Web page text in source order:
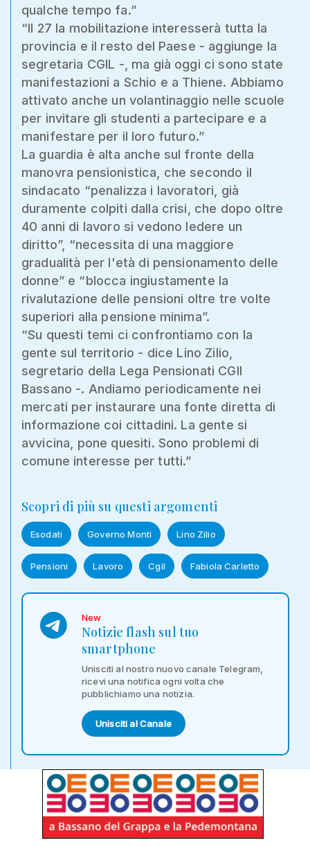
qualche tempo fa.”
“Il 27 la mobilitazione interesserà tutta la
provincia e il resto del Paese - aggiunge la
segretaria CGIL -, ma già oggi ci sono state
manifestazioni a Schio e a Thiene. Abbiamo
attivato anche un volantinaggio nelle scuole
per invitare gli studenti a partecipare e a
manifestare per il loro futuro.”
La guardia è alta anche sul fronte della
manovra pensionistica, che secondo il
sindacato “penalizza i lavoratori, già
duramente colpiti dalla crisi, che dopo oltre
40 anni di lavoro si vedono ledere un
diritto”, “necessita di una maggiore
gradualità per l'età di pensionamento delle
donne” e “blocca ingiustamente la
rivalutazione delle pensioni oltre tre volte
superiori alla pensione minima”.
“Su questi temi ci confrontiamo con la
gente sul territorio - dice Lino Zilio,
segretario della Lega Pensionati CGIl
Bassano -. Andiamo periodicamente nei
mercati per instaurare una fonte diretta di
informazione coi cittadini. La gente si
avvicina, pone quesiti. Sono problemi di
comune interesse per tutti.”
Scopri di più su questi argomenti
Esodati Governo Monti Lino Zilio
Pensioni Lavoro Cgil Fabiola Carletto
New
Notizie flash sul tuo
smartphone
Unisciti al nostro nuovo canale Telegram,
ricevi una notifica ogni volta che
pubblichiamo una notizia.
Unisciti al Canale